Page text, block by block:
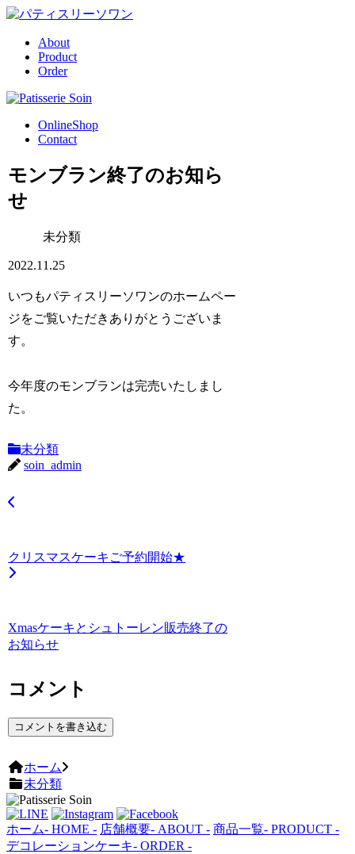
About
Product
Order
OnlineShop
Contact
モンブラン終了のお知ら
せ
未分類
2022.11.25
いつもパティスリーソワンのホームペー
ジをご覧いただきありがとうございま
す。
今年度のモンブランは完売いたしまし
た。
未分類
soin_admin
クリスマスケーキご予約開始★
Xmasケーキとシュトーレン販売終了の
お知らせ
コメント
コメントを書き込む
ホーム
未分類
ホーム- HOME - 店舗概要- ABOUT - 商品一覧- PRODUCT -
デコレーションケーキ- ORDER -